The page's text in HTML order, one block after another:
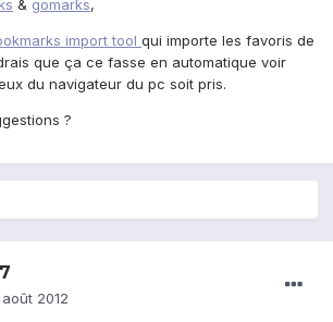
& gomarks,
import tool qui importe les favoris de
que ça ce fasse en automatique voir
du navigateur du pc soit pris.
?
2012